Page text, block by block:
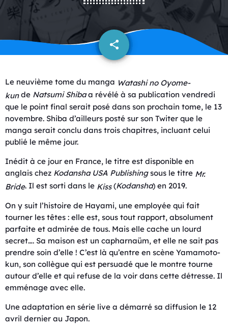
share
email
Le neuvième tome du manga Watashi no Oyome-
kunde Natsumi Shibaa révélé à sa publication vendredi
que le point final serait posé dans son prochain tome, le 13
novembre. Shiba d’ailleurs posté sur son Twiter que le
manga serait conclu dans trois chapitres, incluant celui
publié le même jour.
Inédit à ce jour en France, le titre est disponible en
anglais chez Kodansha USA Publishingsous le titre Mr.
Bride. Il est sorti dans le Kiss(Kodansha) en 2019.
On y suit l’histoire de Hayami, une employée qui fait
tourner les têtes : elle est, sous tout rapport, absolument
parfaite et admirée de tous. Mais elle cache un lourd
secret…. Sa maison est un capharnaüm, et elle ne sait pas
prendre soin d’elle ! C’est là qu’entre en scène Yamamoto-
kun, son collègue qui est persuadé que le montre tourne
autour d’elle et qui refuse de la voir dans cette détresse. Il
emménage avec elle.
Une adaptation en série live a démarré sa diffusion le 12
avril dernier au Japon.